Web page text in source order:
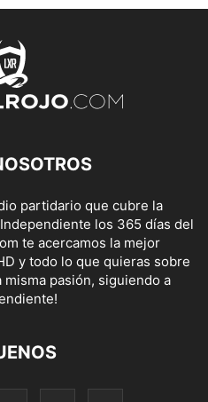
partidario que cubre la
los 365 días del
te acercamos la mejor
y todo lo que quieras sobre
misma pasión, siguiendo a